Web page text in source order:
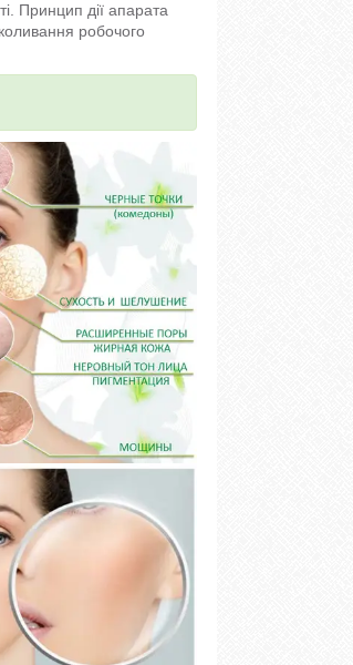
Принцип дії апарата
робочого